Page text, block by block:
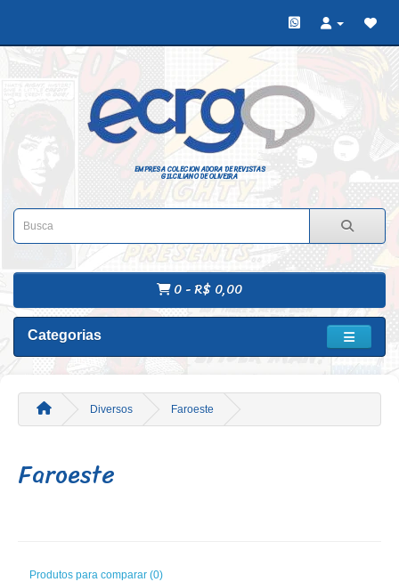
EMPRESA COLECIONADORA DE REVISTAS
GILCILIANO DE OLIVEIRA
0 - R$ 0,00
Categorias
Diversos Faroeste
Faroeste
Produtos para comparar (0)